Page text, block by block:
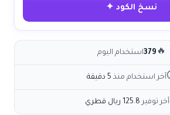
نسخ الكود ✦
🔥
379استخدام اليوم
آخر استخدام منذ 5 دقيقة
آخر توفير 125.8 ريال قطري